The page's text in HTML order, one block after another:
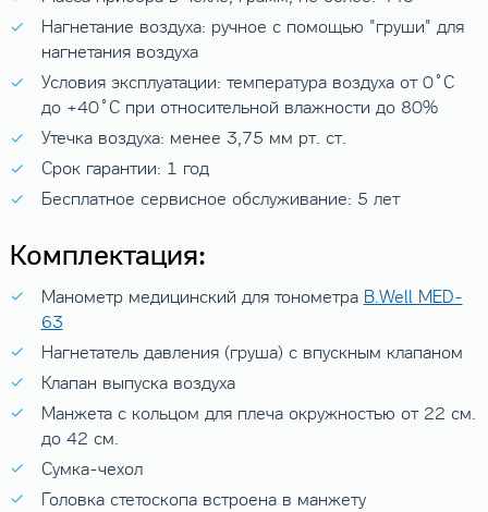
Нагнетание воздуха: ручное с помощью "груши" для
нагнетания воздуха
Условия эксплуатации: температура воздуха от 0˚C
до +40˚C при относительной влажности до 80%
Утечка воздуха: менее 3,75 мм рт. ст.
Срок гарантии: 1 год
Бесплатное сервисное обслуживание: 5 лет
Комплектация:
Манометр медицинский для тонометра B.Well MED-
63
Нагнетатель давления (груша) с впускным клапаном
Клапан выпуска воздуха
Манжета с кольцом для плеча окружностью от 22 см.
до 42 см.
Сумка-чехол
Головка стетоскопа встроена в манжету